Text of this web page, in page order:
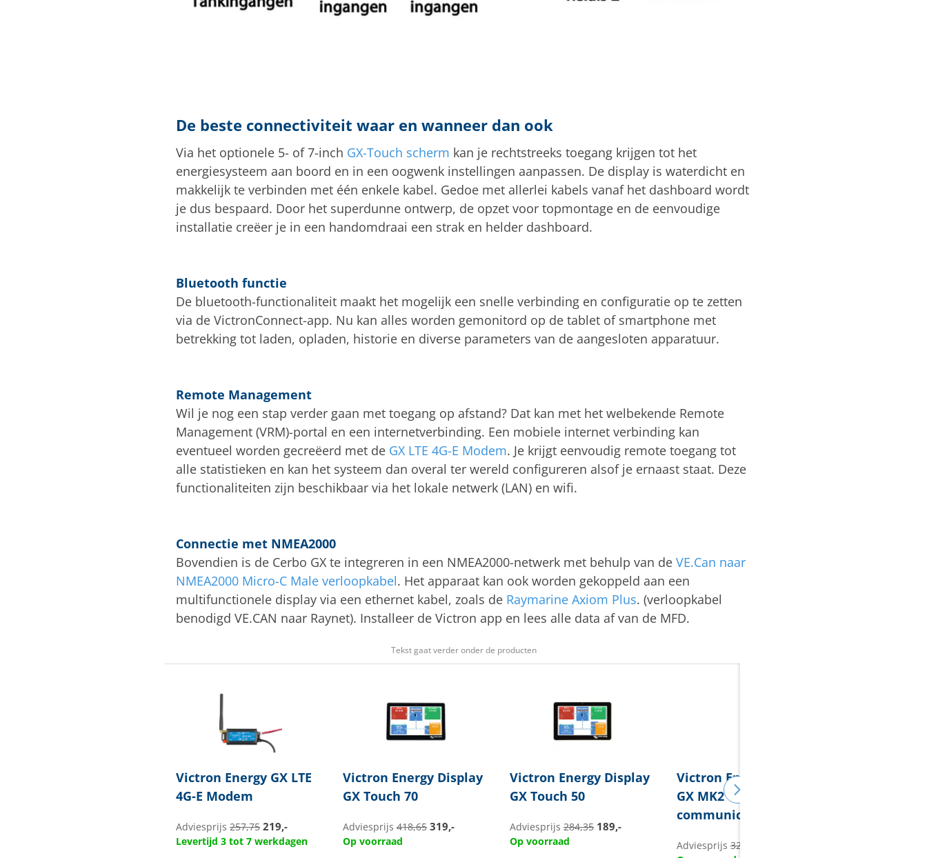
De beste connectiviteit waar en wanneer dan ook
Via het optionele 5- of 7-inch GX-Touch scherm kan je rechtstreeks toegang krijgen tot het
energiesysteem aan boord en in een oogwenk instellingen aanpassen. De display is waterdicht en
makkelijk te verbinden met één enkele kabel. Gedoe met allerlei kabels vanaf het dashboard wordt
je dus bespaard. Door het superdunne ontwerp, de opzet voor topmontage en de eenvoudige
installatie creëer je in een handomdraai een strak en helder dashboard.
Bluetooth functie
De bluetooth-functionaliteit maakt het mogelijk een snelle verbinding en configuratie op te zetten
via de VictronConnect-app. Nu kan alles worden gemonitord op de tablet of smartphone met
betrekking tot laden, opladen, historie en diverse parameters van de aangesloten apparatuur.
Remote Management
Wil je nog een stap verder gaan met toegang op afstand? Dat kan met het welbekende Remote
Management (VRM)-portal en een internetverbinding. Een mobiele internet verbinding kan
eventueel worden gecreëerd met de GX LTE 4G-E Modem. Je krijgt eenvoudig remote toegang tot
alle statistieken en kan het systeem dan overal ter wereld configureren alsof je ernaast staat. Deze
functionaliteiten zijn beschikbaar via het lokale netwerk (LAN) en wifi.
Connectie met NMEA2000
Bovendien is de Cerbo GX te integreren in een NMEA2000-netwerk met behulp van de VE.Can naar
NMEA2000 Micro-C Male verloopkabel. Het apparaat kan ook worden gekoppeld aan een
multifunctionele display via een ethernet kabel, zoals de Raymarine Axiom Plus. (verloopkabel
benodigd VE.CAN naar Raynet). Installeer de Victron app en lees alle data af van de MFD.
Tekst gaat verder onder de producten
Victron Energy GX LTE
4G-E Modem
Adviesprijs 257,75 219,-
Levertijd 3 tot 7 werkdagen
Victron Energy Display
GX Touch 70
Adviesprijs 418,65 319,-
Op voorraad
Victron Energy Display
GX Touch 50
Adviesprijs 284,35 189,-
Op voorraad
Victron Energy
GX MK2
communicatiecentrum
Adviesprijs 320,65